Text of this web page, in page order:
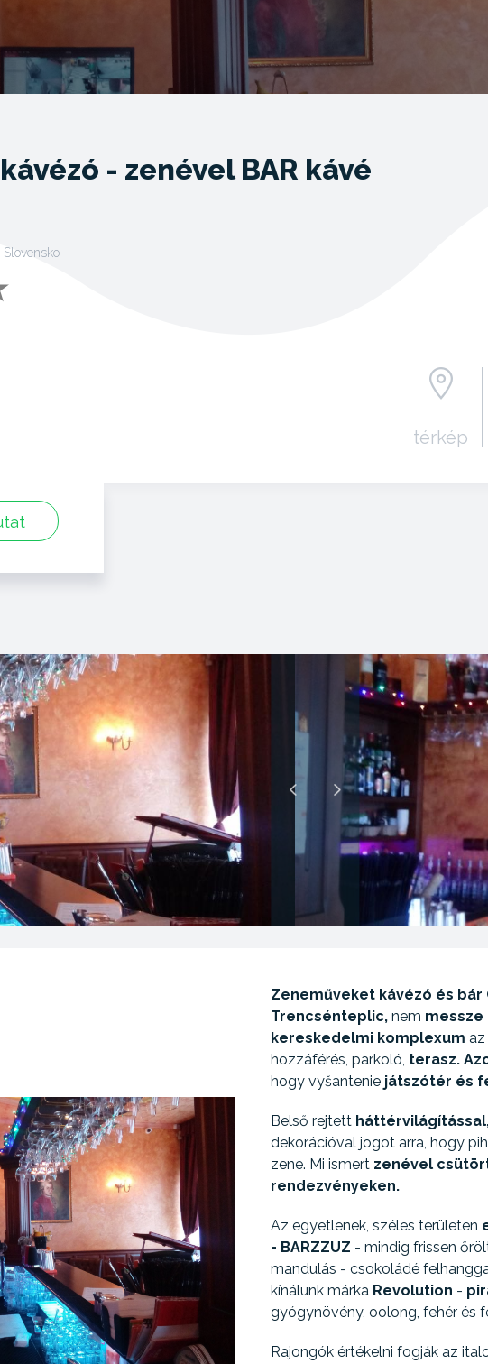
- zenével BAR kávé
térkép
Zeneműveket kávézó és bár
Trencsénteplic, nem messze
kereskedelmi komplexum
hozzáférés, parkoló, terasz.
hogy vyšantenie játszótér és
Belső rejtett
dekorációval jogot arra, hogy
zene. Mi ismert zenével
rendezvényeken.
Az egyetlenek, széles területen
- BARZZUZ - mindig frissen
mandulás - csokoládé
kínálunk márka Revolution -
gyógynövény, oolong, fehér és
Rajongók értékelni fogják az